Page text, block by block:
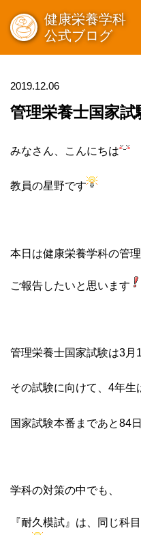
健康栄養学科
公式ブログ
2019.12.06
管理栄養士国家
みなさん、こんにちは
教員の星野です
本日は健康栄養学科の管
ご報告したいと思います
管理栄養士国家試験は3月
その試験に向けて、4年生
国家試験本番まであと84
学科の対策の中でも、
『耐久模試』は、同じ科